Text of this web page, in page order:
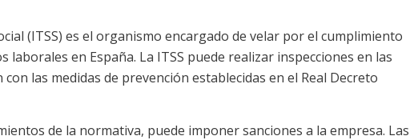
(ITSS) es el organismo encargado de velar por el cumplimiento
en España. La ITSS puede realizar inspecciones en las
las medidas de prevención establecidas en el Real Decreto
de la normativa, puede imponer sanciones a la empresa. Las